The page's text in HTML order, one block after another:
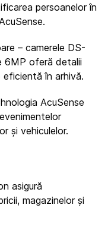
persoanelor în
– camerele DS-
6MP oferă detalii
eficientă în arhivă.
AcuSense
și vehiculelor.
asigură
magazinelor și